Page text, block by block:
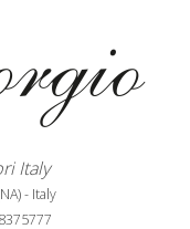
Italy
- Italy